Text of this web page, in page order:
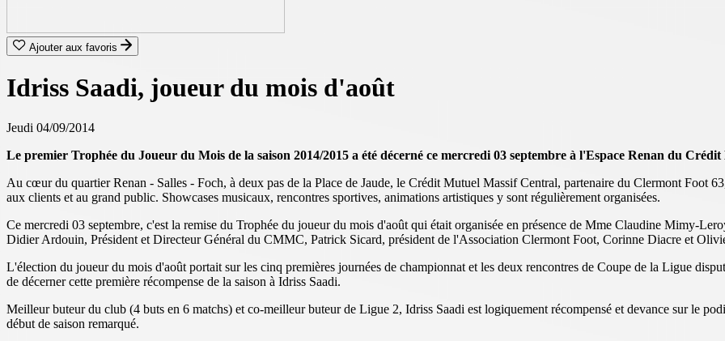
Ajouter aux favoris
Idriss Saadi, joueur du mois d'août
Jeudi 04/09/2014
Le premier Trophée du Joueur du Mois de la saison 2014/2015 a été décerné ce mercredi 03 septembre à l'Espace Renan du
Au cœur du quartier Renan - Salles - Foch, à deux pas de la Place de Jaude, le Crédit Mutuel Massif Central, partenaire du Clermont Foot
aux clients et au grand public. Showcases musicaux, rencontres sportives, animations artistiques y sont régulièrement organisées.
Ce mercredi 03 septembre, c'est la remise du Trophée du joueur du mois d'août qui était organisée en présence de Mme Claudine Mimy-
Didier Ardouin, Président et Directeur Général du CMMC, Patrick Sicard, président de l'Association Clermont Foot, Corinne Diacre et
L'élection du joueur du mois d'août portait sur les cinq premières journées de championnat et les deux rencontres de Coupe de la Ligue
de décerner cette première récompense de la saison à Idriss Saadi.
Meilleur buteur du club (4 buts en 6 matchs) et co-meilleur buteur de Ligue 2, Idriss Saadi est logiquement récompensé et devance sur le
début de saison remarqué.